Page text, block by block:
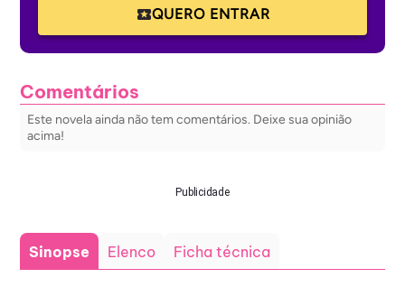
QUERO ENTRAR
Comentários
Este novela ainda não tem comentários. Deixe sua opinião
acima!
Publicidade
Sinopse Elenco Ficha técnica